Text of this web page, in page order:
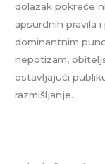
dolazak pokreće
apsurdnih pravila
dominantnim
nepotizam,
ostavljajući
razmišljanje.